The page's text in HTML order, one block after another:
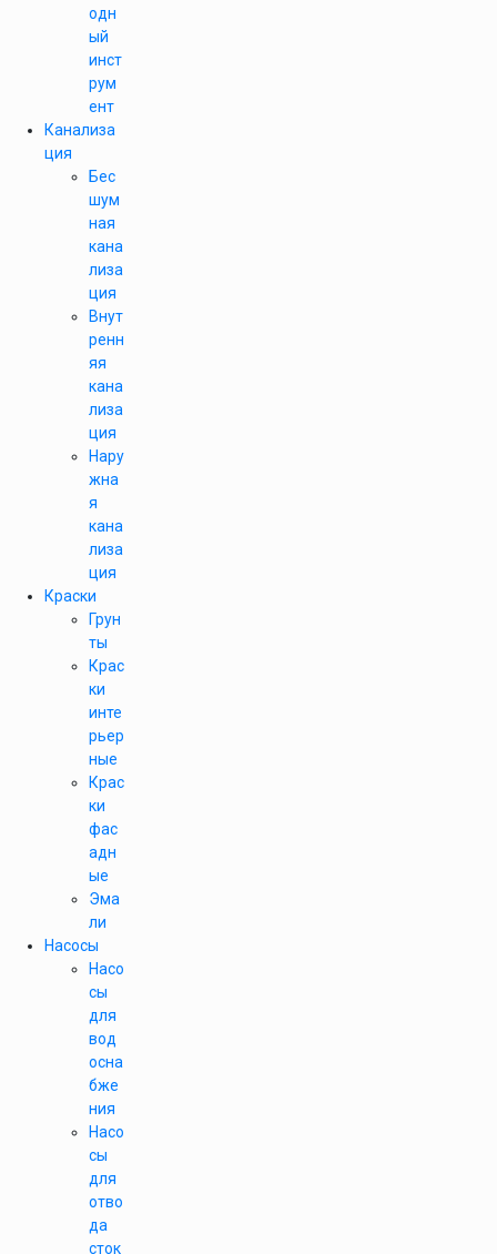
одн
ый
инст
рум
ент
Канализа
ция
Бес
шум
ная
кана
лиза
ция
Внут
ренн
яя
кана
лиза
ция
Нару
жна
я
кана
лиза
ция
Краски
Грун
ты
Крас
ки
инте
рьер
ные
Крас
ки
фас
адн
ые
Эма
ли
Насосы
Насо
сы
для
вод
осна
бже
ния
Насо
сы
для
отво
да
сток